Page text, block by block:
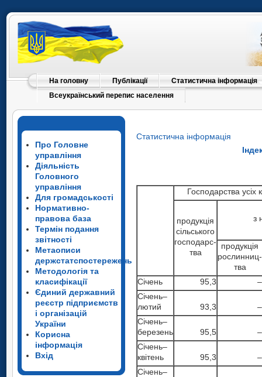
На головну Публікації
Статистична інформація
Всеукраїнський перепис населення
Про Головне
управління
Діяльність
Головного
управління
Для громадськості
Нормативно-
правова база
Термін подання
звітності
Метаописи
держстатспостережень
Методологія та
класифікації
Єдиний державний
реєстр підприємств
і організацій
України
Корисна
інформація
Вхід
Статистична інформація
Господарства усіх
продукція
сільського
господарс­
т­ва
з
продукція
рослинниц­
т­ва
Січень
95,3
–
Січень–
лютий
93,3
–
Січень–
березень
95,5
–
Січень–
квітень
95,3
–
Січень–